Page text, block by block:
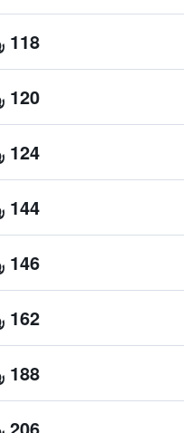
118 ﷼
120 ﷼
124 ﷼
144 ﷼
146 ﷼
162 ﷼
188 ﷼